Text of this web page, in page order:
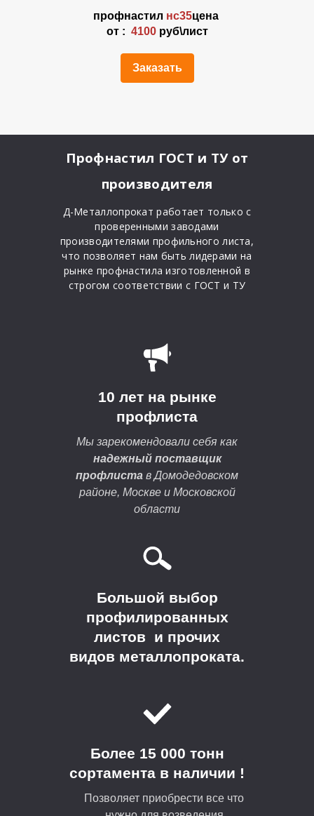
профнастил нс35цена
от : 4100руб\лист
Заказать
Профнастил ГОСТ и ТУ от
производителя
Д-Металлопрокат работает только с
проверенными заводами
производителями профильного листа,
что позволяет нам быть лидерами на
рынке профнастила изготовленной в
строгом соответствии с ГОСТ и ТУ
10 лет на рынке
профлиста
Мы зарекомендовали себя как
надежный поставщик
профлиста в Домодедовском
районе, Москве и Московской
области
Большой выбор
профилированных
листов и прочих
видов металлопроката.
Более 15 000 тонн
сортамента в наличии !
Позволяет приобрести все что